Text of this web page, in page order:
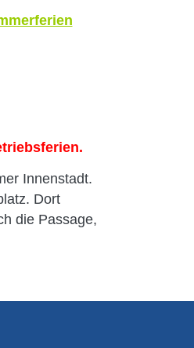
Innenstadt.
Dort
die Passage,